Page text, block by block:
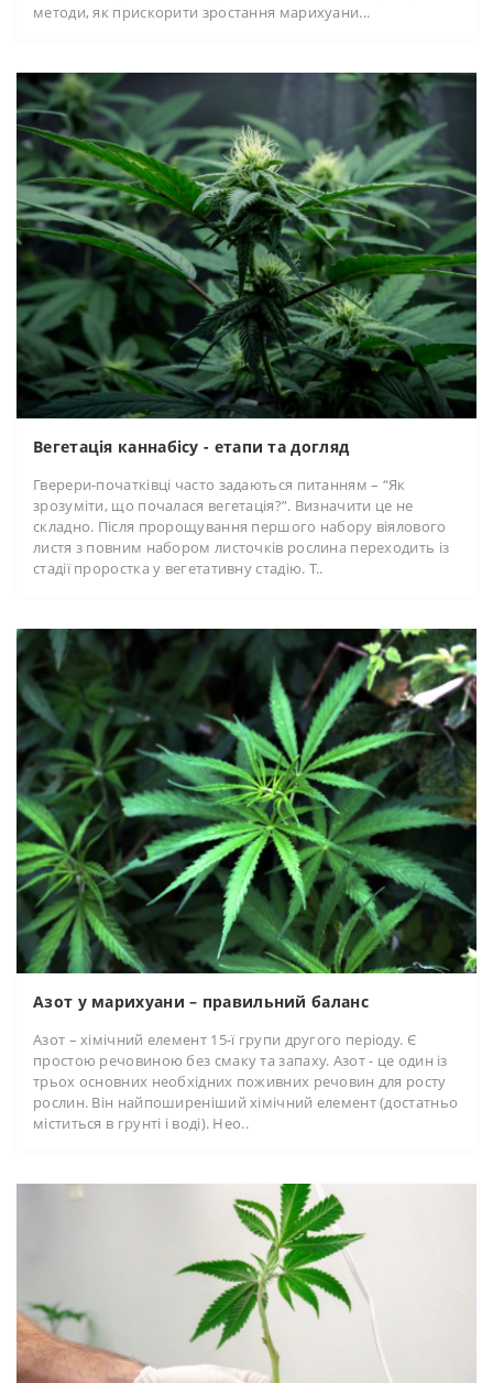
методи, як прискорити зростання марихуани...
Вегетація каннабісу - етапи та догляд
Гверери-початківці часто задаються питанням – “Як
зрозуміти, що почалася вегетація?”. Визначити це не
складно. Після пророщування першого набору віялового
листя з повним набором листочків рослина переходить із
стадії проростка у вегетативну стадію. Т..
Азот у марихуани – правильний баланс
Азот – хімічний елемент 15-ї групи другого періоду. Є
простою речовиною без смаку та запаху. Азот - це один із
трьох основних необхідних поживних речовин для росту
рослин. Він найпоширеніший хімічний елемент (достатньо
міститься в грунті і воді). Нео..